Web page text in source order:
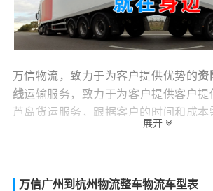
万信物流，致力于为客户提供优势的资
线运输服务，致力于为客户提供客户提
芦岛货运服务，跟据客户的时间和成本
最实际，最合理，最便捷的资阳至葫芦
展开
万信广州到杭州物流整车物流车型表